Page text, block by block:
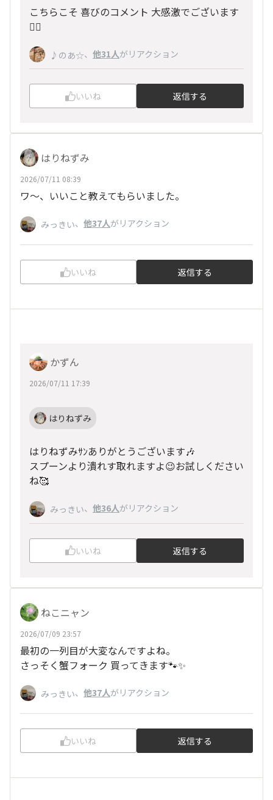
こちらこそ 喜びのコメント 大感激でございます
🙇‍♀️
♪のあ☆、 他31人がリアクション
いいね 返信する
はりねずみ
2026/07/11 08:39
ワ～、いいこと教えてもらいました。
みっきい、 他37人がリアクション
いいね 返信する
かずん
2026/07/11 17:39
はりねずみ
はりねずみｻﾝありがとうございます🎶
スプーンより潰れす取れますよ😉お試しください
ね🥰
みっきい、 他36人がリアクション
いいね 返信する
ねこニャン
2026/07/09 23:57
最初の一列目が大変なんですよね。
さっそく蟹フォーク 買ってきます🐾✨
みっきい、 他37人がリアクション
いいね 返信する